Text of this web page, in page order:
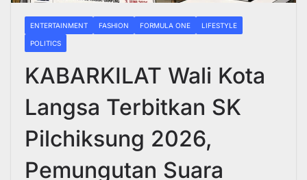
ENTERTAINMENT FASHION FORMULA ONE LIFESTYLE
POLITICS
KABARKILAT Wali Kota
Langsa Terbitkan SK
Pilchiksung 2026,
Pemungutan Suara